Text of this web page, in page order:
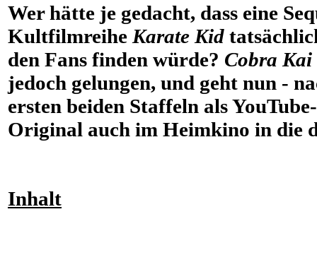
Wer hätte je gedacht, dass eine
Kultfilmreihe Karate Kid
den Fans finden würde? Cobra Kai
jedoch gelungen, und geht nun -
ersten beiden Staffeln als
Original auch im Heimkino in die
Inhalt